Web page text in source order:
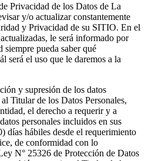
Privacidad de los Datos de La
y/o actualizar constantemente
y Privacidad de su SITIO. En el
le será informado por
siempre pueda saber qué
será el uso que le daremos a la
y supresión de los datos
Titular de los Datos Personales,
el derecho a requerir y a
personales incluidos en sus
días hábiles desde el requerimiento
de conformidad con lo
N° 25326 de Protección de Datos